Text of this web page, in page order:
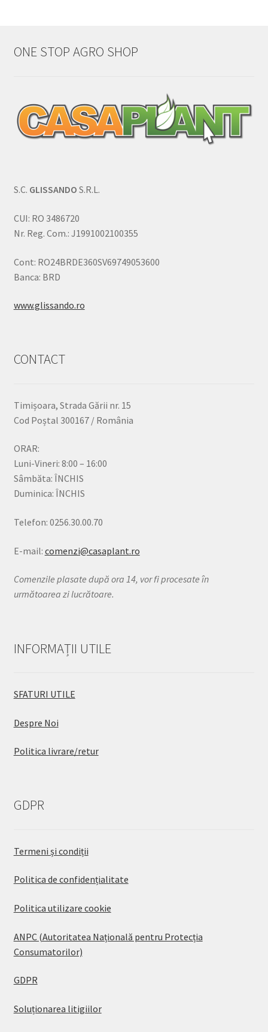
ONE STOP AGRO SHOP
S.C. GLISSANDO S.R.L.
CUI: RO 3486720
Nr. Reg. Com.: J1991002100355
Cont: RO24BRDE360SV69749053600
Banca: BRD
www.glissando.ro
CONTACT
Timișoara, Strada Gării nr. 15
Cod Poștal 300167 / România
ORAR:
Luni-Vineri: 8:00 – 16:00
Sâmbăta: ÎNCHIS
Duminica: ÎNCHIS
Telefon: 0256.30.00.70
E-mail: comenzi@casaplant.ro
Comenzile plasate după ora 14, vor fi procesate în
următoarea zi lucrătoare.
INFORMAȚII UTILE
SFATURI UTILE
Despre Noi
Politica livrare/retur
GDPR
Termeni și condiții
Politica de confidențialitate
Politica utilizare cookie
ANPC (Autoritatea Națională pentru Protecția
Consumatorilor)
GDPR
Soluționarea litigiilor